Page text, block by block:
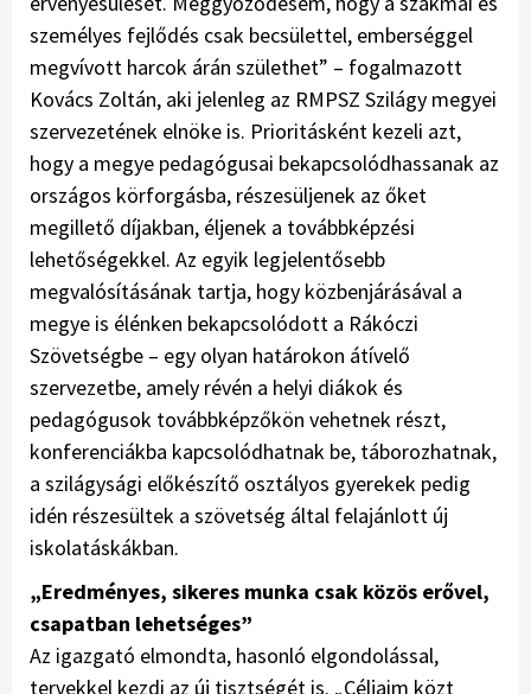
személyes fejlődés csak becsülettel, emberséggel
megvívott harcok árán születhet” – fogalmazott
Kovács Zoltán, aki jelenleg az RMPSZ Szilágy megyei
szervezetének elnöke is. Prioritásként kezeli azt,
hogy a megye pedagógusai bekapcsolódhassanak az
országos körforgásba, részesüljenek az őket
megillető díjakban, éljenek a továbbképzési
lehetőségekkel. Az egyik legjelentősebb
megvalósításának tartja, hogy közbenjárásával a
megye is élénken bekapcsolódott a Rákóczi
Szövetségbe – egy olyan határokon átívelő
szervezetbe, amely révén a helyi diákok és
pedagógusok továbbképzőkön vehetnek részt,
konferenciákba kapcsolódhatnak be, táborozhatnak,
a szilágysági előkészítő osztályos gyerekek pedig
idén részesültek a szövetség által felajánlott új
iskolatáskákban.
„Eredményes, sikeres munka csak közös erővel,
csapatban lehetséges”
Az igazgató elmondta, hasonló elgondolással,
tervekkel kezdi az új tisztségét is. „Céljaim közt